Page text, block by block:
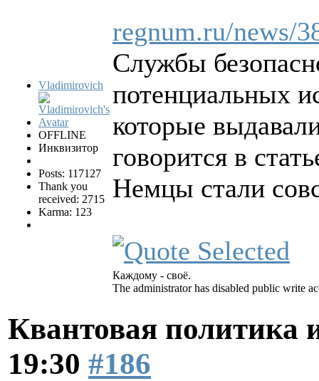
Vladimirovich
OFFLINE
Инквизитор
Posts: 117127
Thank you
received: 2715
Karma: 123
regnum.ru/news/
Службы
потенциальных
которые
говорится в
Немцы стали
Каждому - своё.
The administrator has disabled public write
Квантовая политика
19:30 #186